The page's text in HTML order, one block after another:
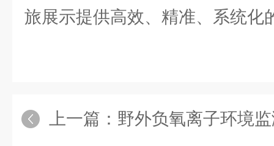
旅展示提供高效、精准、系统化
上一篇： 野外负氧离子环境监测站